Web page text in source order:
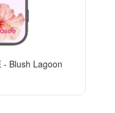
- Blush Lagoon